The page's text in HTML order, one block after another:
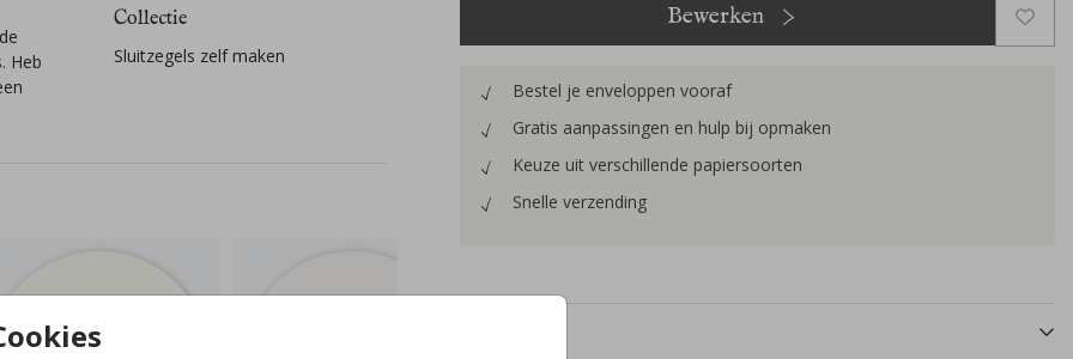
Heb
Collectie
Sluitzegels zelf maken
Bewerken
Bestel je enveloppen vooraf
Gratis aanpassingen en hulp bij opmaken
Keuze uit verschillende papiersoorten
Snelle verzending